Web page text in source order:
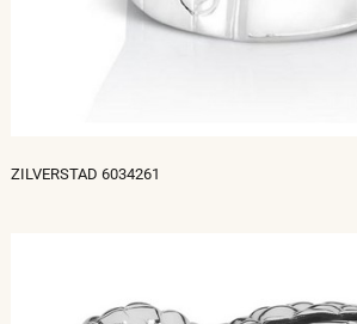
ZILVERSTAD 6034261